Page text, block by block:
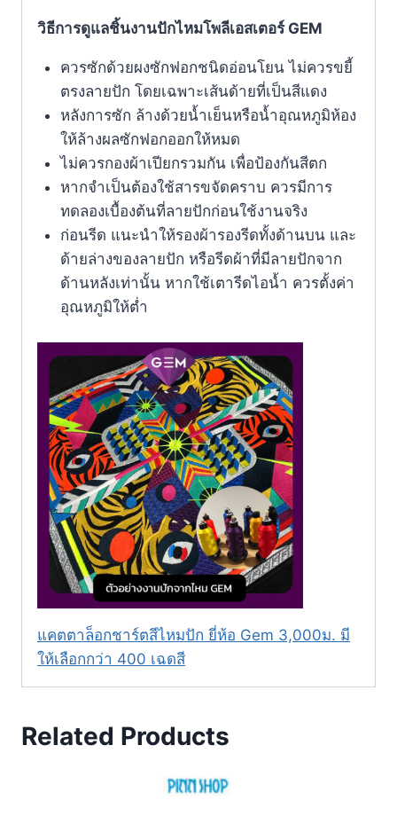
วิธีการดูแลชิ้นงานปักไหมโพลีเอสเตอร์ GEM
ควรซักด้วยผงซักฟอกชนิดอ่อนโยน ไม่ควรขยี้
ตรงลายปัก โดยเฉพาะเส้นด้ายที่เป็นสีแดง
หลังการซัก ล้างด้วยน้ำเย็นหรือน้ำอุณหภูมิห้อง
ให้ล้างผลซักฟอกออกให้หมด
ไม่ควรกองผ้าเปียกรวมกัน เพื่อป้องกันสีตก
หากจำเป็นต้องใช้สารขจัดคราบ ควรมีการ
ทดลองเบื้องต้นที่ลายปักก่อนใช้งานจริง
ก่อนรีด แนะนำให้รองผ้ารองรีดทั้งด้านบน และ
ด้ายล่างของลายปัก หรือรีดผ้าที่มีลายปักจาก
ด้านหลังเท่านั้น หากใช้เตารีดไอน้ำ ควรตั้งค่า
อุณหภูมิให้ตํ่า
แคตตาล็อกชาร์ตสีไหมปัก ยี่ห้อ Gem 3,000ม. มี
ให้เลือกกว่า 400 เฉดสี
Related Products